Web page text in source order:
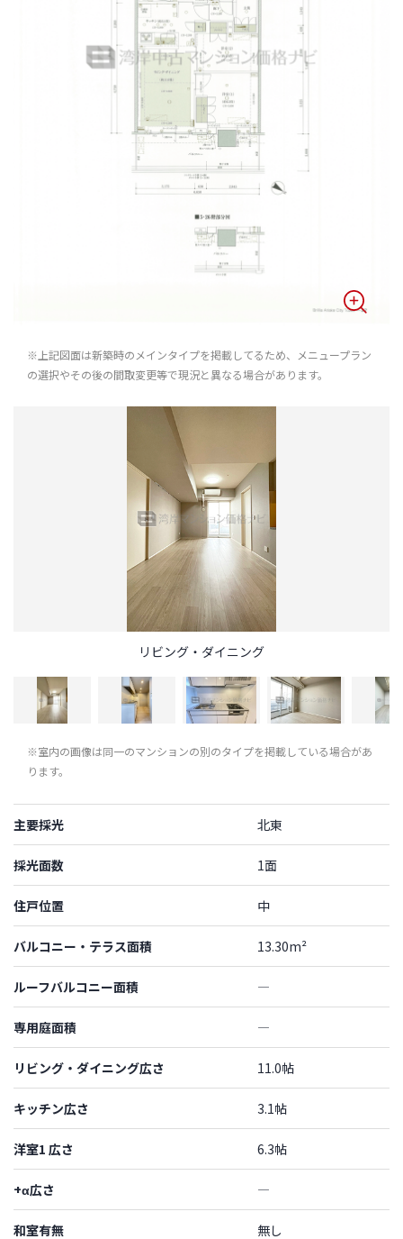
※上記図面は新築時のメインタイプを掲載してるため、メニュープラン
の選択やその後の間取変更等で現況と異なる場合があります。
リビング・ダイニング
※室内の画像は同一のマンションの別のタイプを掲載している場合があ
ります。
主要採光 北東
採光面数 1面
住戸位置 中
バルコニー・テラス面積 13.30m²
ルーフバルコニー面積 ―
専用庭面積 ―
リビング・ダイニング広さ 11.0帖
キッチン広さ 3.1帖
洋室1 広さ 6.3帖
+α広さ ―
和室有無 無し